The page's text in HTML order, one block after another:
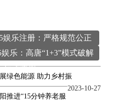
娱乐注册：严格规范公正
造天朗气清的网络生态
乐：高唐“1+3”模式破解
信访难题
绿色能源 助力乡村振
2023-10-27
推进“15分钟养老服